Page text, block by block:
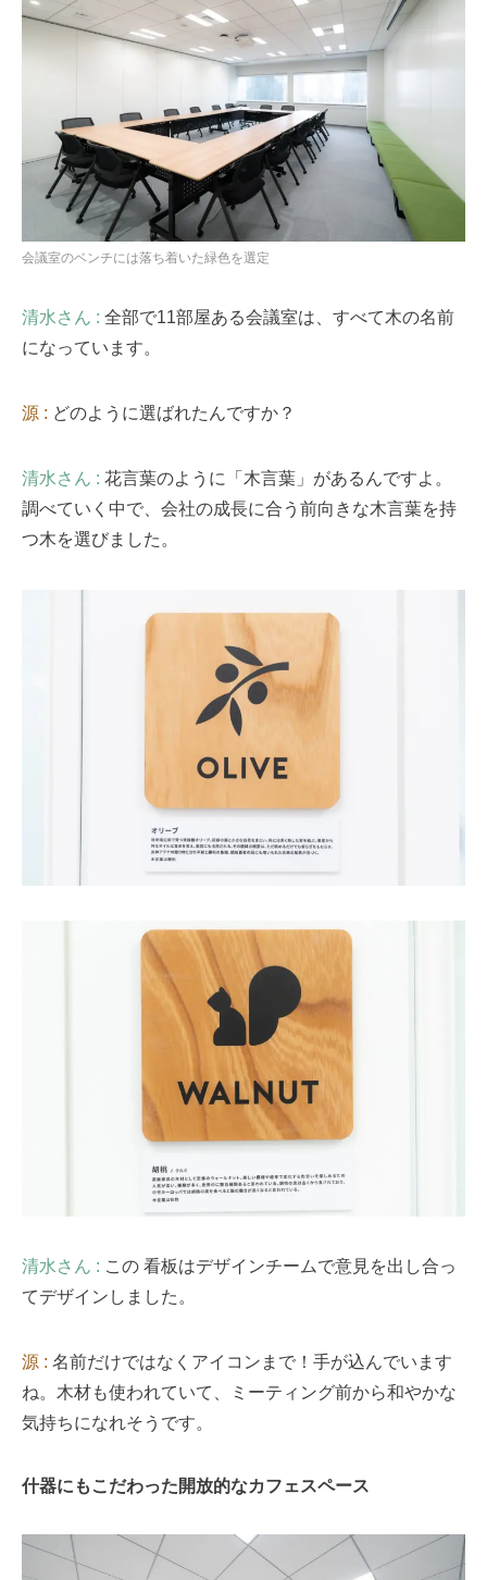
会議室のベンチには落ち着いた緑色を選定
清水さん : 全部で11部屋ある会議室は、すべて木の名前
になっています。
源 : どのように選ばれたんですか？
清水さん : 花言葉のように「木言葉」があるんですよ。
調べていく中で、会社の成長に合う前向きな木言葉を持
つ木を選びました。
清水さん : この 看板はデザインチームで意見を出し合っ
てデザインしました。
源 : 名前だけではなくアイコンまで！手が込んでいます
ね。木材も使われていて、ミーティング前から和やかな
気持ちになれそうです。
什器にもこだわった開放的なカフェスペース